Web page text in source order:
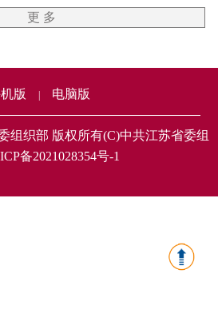
更 多
版 电脑版
组织部 版权所有(C)中共江苏省委组
备2021028354号-1